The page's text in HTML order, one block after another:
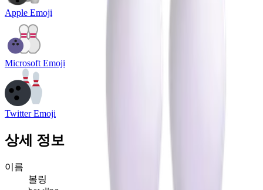
Apple Emoji
Microsoft Emoji
Twitter Emoji
상세 정보
이름
볼링